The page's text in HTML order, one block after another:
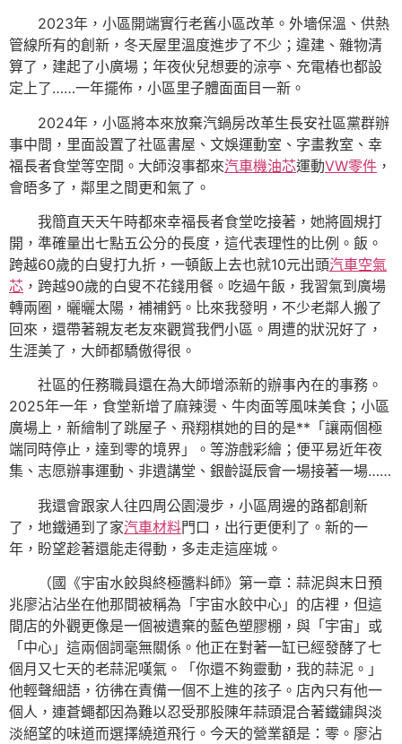
2023年，小區開端實行老舊小區改革。外墻保溫、供熱
管線所有的創新，冬天屋里溫度進步了不少；違建、雜物清
算了，建起了小廣場；年夜伙兒想要的涼亭、充電樁也都設
定上了……一年擺佈，小區里子體面面目一新。
2024年，小區將本來放棄汽鍋房改革生長安社區黨群辦
事中間，里面設置了社區書屋、文娛運動室、字畫教室、幸
福長者食堂等空間。大師沒事都來汽車機油芯運動VW零件 ，
會晤多了，鄰里之間更和氣了。
我簡直天天午時都來幸福長者食堂吃接著，她將圓規打
開，準確量出七點五公分的長度，這代表理性的比例。飯。
跨越60歲的白叟打九折，一頓飯上去也就10元出頭汽車空氣
芯 ，跨越90歲的白叟不花錢用餐。吃過午飯，我習氣到廣場
轉兩圈，曬曬太陽，補補鈣。比來我發明，不少老鄰人搬了
回來，還帶著親友老友來觀賞我們小區。周遭的狀況好了，
生涯美了，大師都驕傲得很。
社區的任務職員還在為大師增添新的辦事內在的事務。
2025年一年，食堂新增了麻辣燙、牛肉面等風味美食；小區
廣場上，新繪制了跳屋子、飛翔棋她的目的是**「讓兩個極
端同時停止，達到零的境界」。等游戲彩繪；便平易近年夜
集、志愿辦事運動、非遺講堂、銀齡誕辰會一場接著一場……
我還會跟家人往四周公園漫步，小區周邊的路都創新
了，地鐵通到了家汽車材料門口，出行更便利了。新的一
年，盼望趁著還能走得動，多走走這座城。
（國《宇宙水餃與終極醬料師》第一章：蒜泥與末日預
兆廖沾沾坐在他那間被稱為「宇宙水餃中心」的店裡，但這
間店的外觀更像是一個被遺棄的藍色塑膠棚，與「宇宙」或
「中心」這兩個詞毫無關係。他正在對著一缸已經發酵了七
個月又七天的老蒜泥嘆氣。「你還不夠靈動，我的蒜泥。」
他輕聲細語，彷彿在責備一個不上進的孩子。店內只有他一
個人，連蒼蠅都因為難以忍受那股陳年蒜頭混合著鐵鏽與淡
淡絕望的味道而選擇繞道飛行。今天的營業額是：零。廖沾